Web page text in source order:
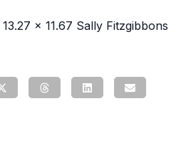
x 11.67 Sally Fitzgibbons